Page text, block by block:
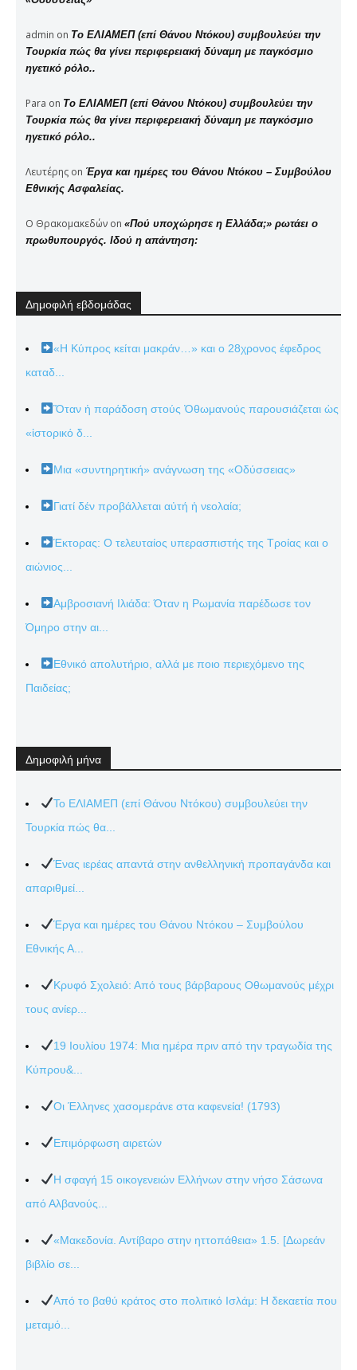
admin on Το ΕΛΙΑΜΕΠ (επί Θάνου Ντόκου) συμβουλεύει την
Τουρκία πώς θα γίνει περιφερειακή δύναμη με παγκόσμιο
ηγετικό ρόλο..
Para on Το ΕΛΙΑΜΕΠ (επί Θάνου Ντόκου) συμβουλεύει την
Τουρκία πώς θα γίνει περιφερειακή δύναμη με παγκόσμιο
ηγετικό ρόλο..
Λευτέρης on Έργα και ημέρες του Θάνου Ντόκου – Συμβούλου
Εθνικής Ασφαλείας.
Ο Θρακομακεδών on «Πού υποχώρησε η Ελλάδα;» ρωτάει ο
πρωθυπουργός. Ιδού η απάντηση:
Δημοφιλή εβδομάδας
«Η Κύπρος κείται μακράν…» και ο 28χρονος έφεδρος
καταδ...
Ὅταν ἡ παράδοση στούς Ὀθωμανούς παρουσιάζεται ὡς
«ἱστορικό δ...
Μια «συντηρητική» ανάγνωση της «Οδύσσειας»
Γιατί δέν προβάλλεται αὐτή ἡ νεολαία;
Έκτορας: Ο τελευταίος υπερασπιστής της Τροίας και ο
αιώνιος...
Αμβροσιανή Ιλιάδα: Όταν η Ρωμανία παρέδωσε τον
Όμηρο στην αι...
Εθνικό απολυτήριο, αλλά με ποιο περιεχόμενο της
Παιδείας;
Δημοφιλή μήνα
Το ΕΛΙΑΜΕΠ (επί Θάνου Ντόκου) συμβουλεύει την
Τουρκία πώς θα...
Ένας ιερέας απαντά στην ανθελληνική προπαγάνδα και
απαριθμεί...
Έργα και ημέρες του Θάνου Ντόκου – Συμβούλου
Εθνικής Α...
Κρυφό Σχολειό: Από τους βάρβαρους Οθωμανούς μέχρι
τους ανίερ...
19 Ιουλίου 1974: Μια ημέρα πριν από την τραγωδία της
Κύπρου&...
Οι Έλληνες χασομεράνε στα καφενεία! (1793)
Επιμόρφωση αιρετών
Η σφαγή 15 οικογενειών Ελλήνων στην νήσο Σάσωνα
από Αλβανούς...
«Μακεδονία. Αντίβαρο στην ηττοπάθεια» 1.5. [Δωρεάν
βιβλίο σε...
Από το βαθύ κράτος στο πολιτικό Ισλάμ: Η δεκαετία που
μεταμό...